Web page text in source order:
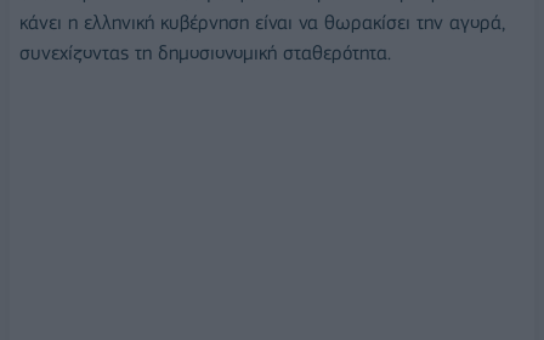
κάνει η ελληνική κυβέρνηση είναι να θωρακίσει την αγορά,
συνεχίζοντας τη δημοσιονομική σταθερότητα.